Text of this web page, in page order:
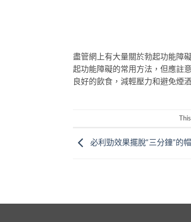
盡管網上有大量關於勃起功能障
起功能障礙的常用方法，但應註
良好的飲食，減輕壓力和避免煙
必利勁效果擺脫“三分鐘”的